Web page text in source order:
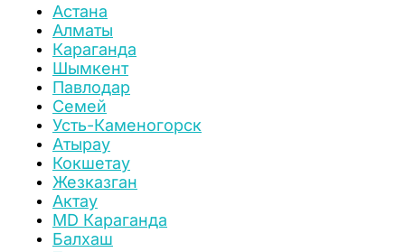
Астана
Алматы
Караганда
Шымкент
Павлодар
Семей
Усть-Каменогорск
Атырау
Кокшетау
Жезказган
Актау
MD Караганда
Балхаш